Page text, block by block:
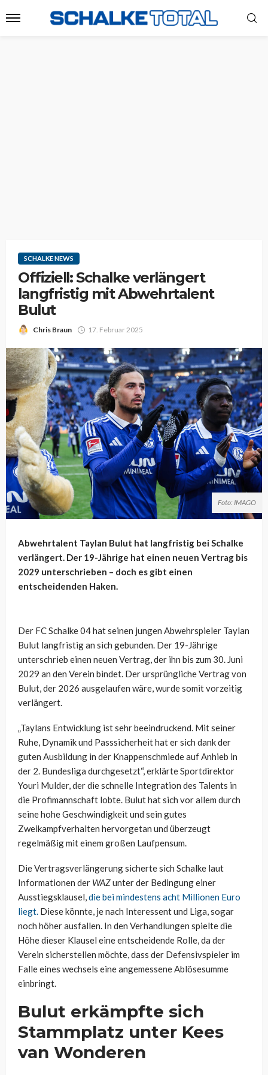
SCHALKE NEWS
Offiziell: Schalke verlängert
langfristig mit Abwehrtalent
Bulut
Chris Braun 17. Februar 2025
Foto: IMAGO
Abwehrtalent Taylan Bulut hat langfristig bei Schalke
verlängert. Der 19-Jährige hat einen neuen Vertrag bis
2029 unterschrieben – doch es gibt einen
entscheidenden Haken.
Der FC Schalke 04 hat seinen jungen Abwehrspieler Taylan
Bulut langfristig an sich gebunden. Der 19-Jährige
unterschrieb einen neuen Vertrag, der ihn bis zum 30. Juni
2029 an den Verein bindet. Der ursprüngliche Vertrag von
Bulut, der 2026 ausgelaufen wäre, wurde somit vorzeitig
verlängert.
„Taylans Entwicklung ist sehr beeindruckend. Mit seiner
Ruhe, Dynamik und Passsicherheit hat er sich dank der
guten Ausbildung in der Knappenschmiede auf Anhieb in
der 2. Bundesliga durchgesetzt“, erklärte Sportdirektor
Youri Mulder, der die schnelle Integration des Talents in
die Profimannschaft lobte. Bulut hat sich vor allem durch
seine hohe Geschwindigkeit und sein gutes
Zweikampfverhalten hervorgetan und überzeugt
regelmäßig mit einem großen Laufpensum.
Die Vertragsverlängerung sicherte sich Schalke laut
Informationen der WAZunter der Bedingung einer
Ausstiegsklausel,die bei mindestens acht Millionen Euro
liegt. Diese könnte, je nach Interessent und Liga, sogar
noch höher ausfallen. In den Verhandlungen spielte die
Höhe dieser Klausel eine entscheidende Rolle, da der
Verein sicherstellen möchte, dass der Defensivspieler im
Falle eines wechsels eine angemessene Ablösesumme
einbringt.
Bulut erkämpfte sich
Stammplatz unter Kees
van Wonderen